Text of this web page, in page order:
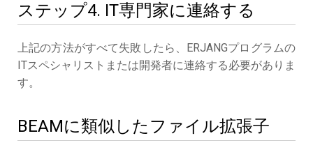
ステップ4. IT専門家に連絡する
上記の方法がすべて失敗したら、ERJANGプログラムの
ITスペシャリストまたは開発者に連絡する必要がありま
す。
BEAMに類似したファイル拡張子